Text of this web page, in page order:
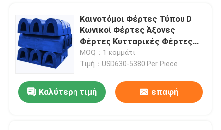
Καινοτόμοι Φέρτες Τύπου D
Κωνικοί Φέρτες Άξονες
Φέρτες Κυτταρικές Φέρτες
Ρουτίνου Φέρτες
ρυμουλκούμενων Φέρτες
MOQ：1 κομμάτι
Τιμή：USD630-5380 Per Piece
Καλύτερη τιμή επαφή